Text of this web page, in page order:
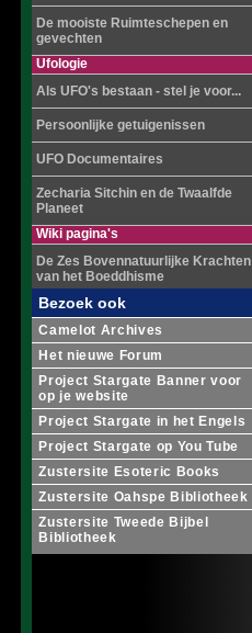
De mooiste Ruimteschepen en
gevechten
Ufologie
Als UFO's bestaan - stel je voor...
Persoonlijke getuigenissen
UFO Documentaires
Zecharia Sitchin en de Twaalfde
Planeet
Wiki pagina's
De Zes Bovennatuurlijke Krachten
van het Boeddhisme
Bezoek ook
Camelot Archives
Het nieuwe Forum
Project Stargate Banner voor
op je website
Project Stargate in het Engels
Project Stargate op You Tube
Zustersite Esoteric Books
Zustersite Oahspe Bibliotheek
Zustersite Tweede Bijbel
Bibliotheek